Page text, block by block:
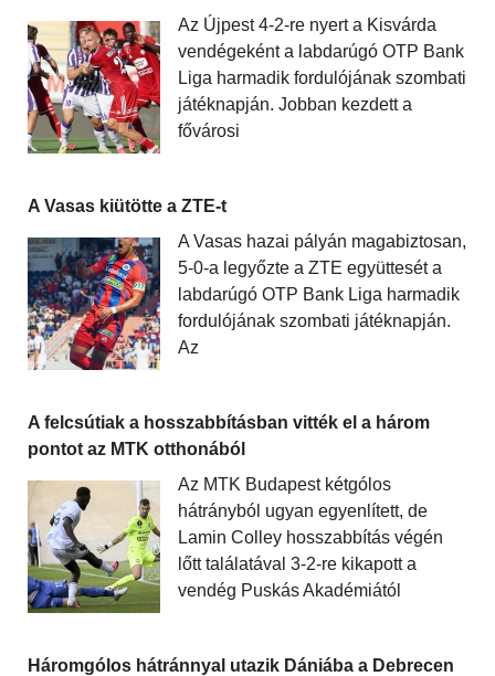
Az Újpest 4-2-re nyert a Kisvárda
vendégeként a labdarúgó OTP Bank
Liga harmadik fordulójának szombati
játéknapján. Jobban kezdett a
fővárosi
A Vasas kiütötte a ZTE-t
A Vasas hazai pályán magabiztosan,
5-0-a legyőzte a ZTE együttesét a
labdarúgó OTP Bank Liga harmadik
fordulójának szombati játéknapján.
Az
A felcsútiak a hosszabbításban vitték el a három
pontot az MTK otthonából
Az MTK Budapest kétgólos
hátrányból ugyan egyenlített, de
Lamin Colley hosszabbítás végén
lőtt találatával 3-2-re kikapott a
vendég Puskás Akadémiától
Háromgólos hátránnyal utazik Dániába a Debrecen